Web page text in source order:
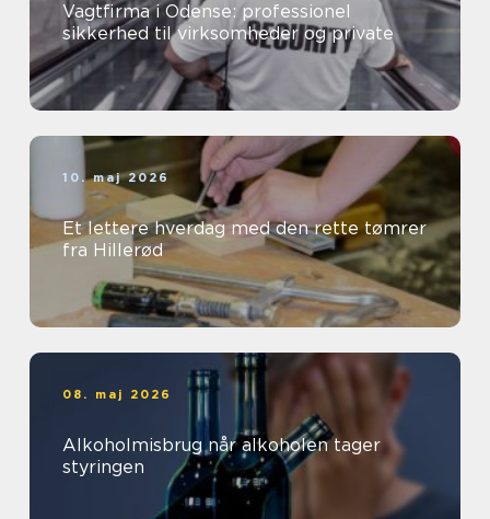
Vagtfirma i Odense: professionel
sikkerhed til virksomheder og private
10. maj 2026
Et lettere hverdag med den rette tømrer
fra Hillerød
08. maj 2026
Alkoholmisbrug når alkoholen tager
styringen